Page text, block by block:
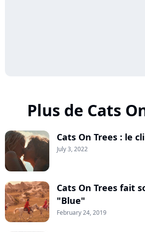
Plus de Cats
Cats On Trees : le
July 3, 2022
Cats On Trees fait
"Blue"
February 24, 2019